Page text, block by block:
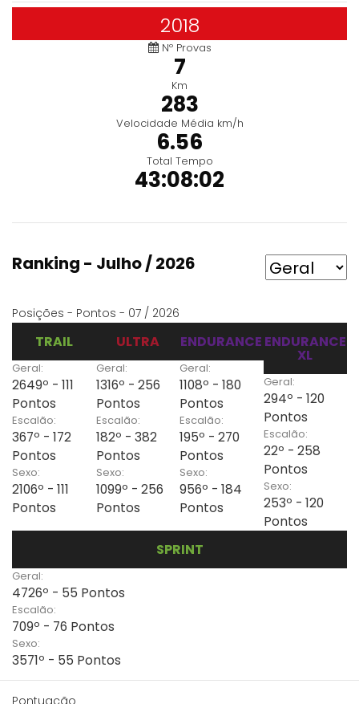
2018
Nº Provas
7
Km
283
Velocidade Média km/h
6.56
Total Tempo
43:08:02
Ranking - Julho / 2026
Posições - Pontos - 07 / 2026
TRAIL
Geral:
2649º - 111
Pontos
Escalão:
367º - 172
Pontos
Sexo:
2106º - 111
Pontos
ULTRA
Geral:
1316º - 256
Pontos
Escalão:
182º - 382
Pontos
Sexo:
1099º - 256
Pontos
ENDURANCE
Geral:
1108º - 180
Pontos
Escalão:
195º - 270
Pontos
Sexo:
956º - 184
Pontos
ENDURANCE
XL
Geral:
294º - 120
Pontos
Escalão:
22º - 258
Pontos
Sexo:
253º - 120
Pontos
SPRINT
Geral:
4726º - 55 Pontos
Escalão:
709º - 76 Pontos
Sexo:
3571º - 55 Pontos
Pontuação